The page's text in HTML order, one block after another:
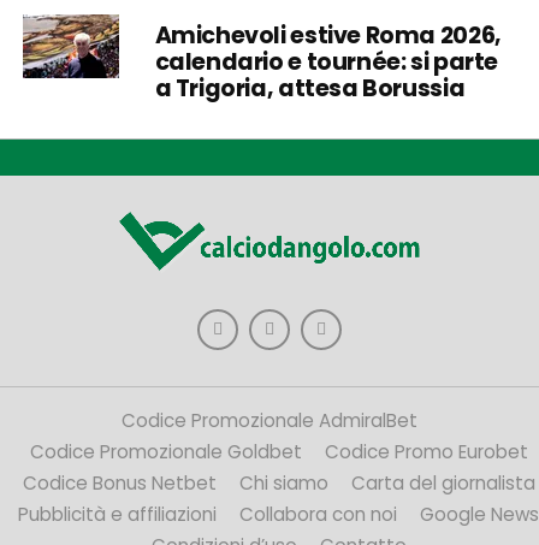
Amichevoli estive Roma 2026,
calendario e tournée: si parte
a Trigoria, attesa Borussia
Codice Promozionale AdmiralBet
Codice Promozionale Goldbet
Codice Promo Eurobet
Codice Bonus Netbet
Chi siamo
Carta del giornalista
Pubblicità e affiliazioni
Collabora con noi
Google News